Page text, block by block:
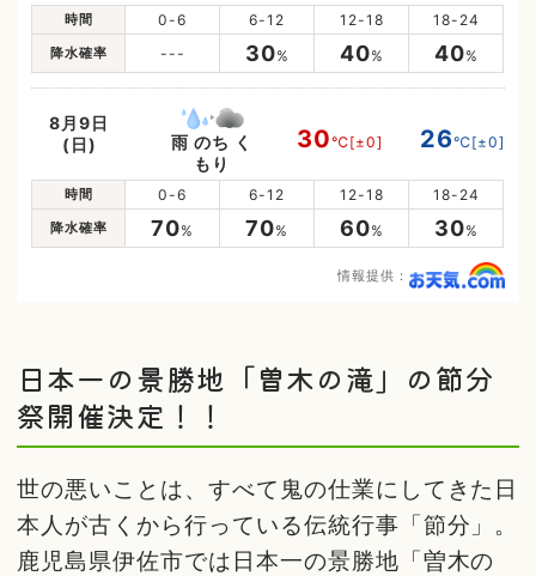
時間 0-6 6-12 12-18 18-24
降水確率 --- 30% 40% 40%
8月9日
(日)
雨 のち く
もり
30℃[±0] 26℃[±0]
時間 0-6 6-12 12-18 18-24
降水確率 70% 70% 60% 30%
情報提供：
日本一の景勝地「曽木の滝」の節分
祭開催決定！！
世の悪いことは、すべて鬼の仕業にしてきた日
本人が古くから行っている伝統行事「節分」。
鹿児島県伊佐市では日本一の景勝地「曽木の